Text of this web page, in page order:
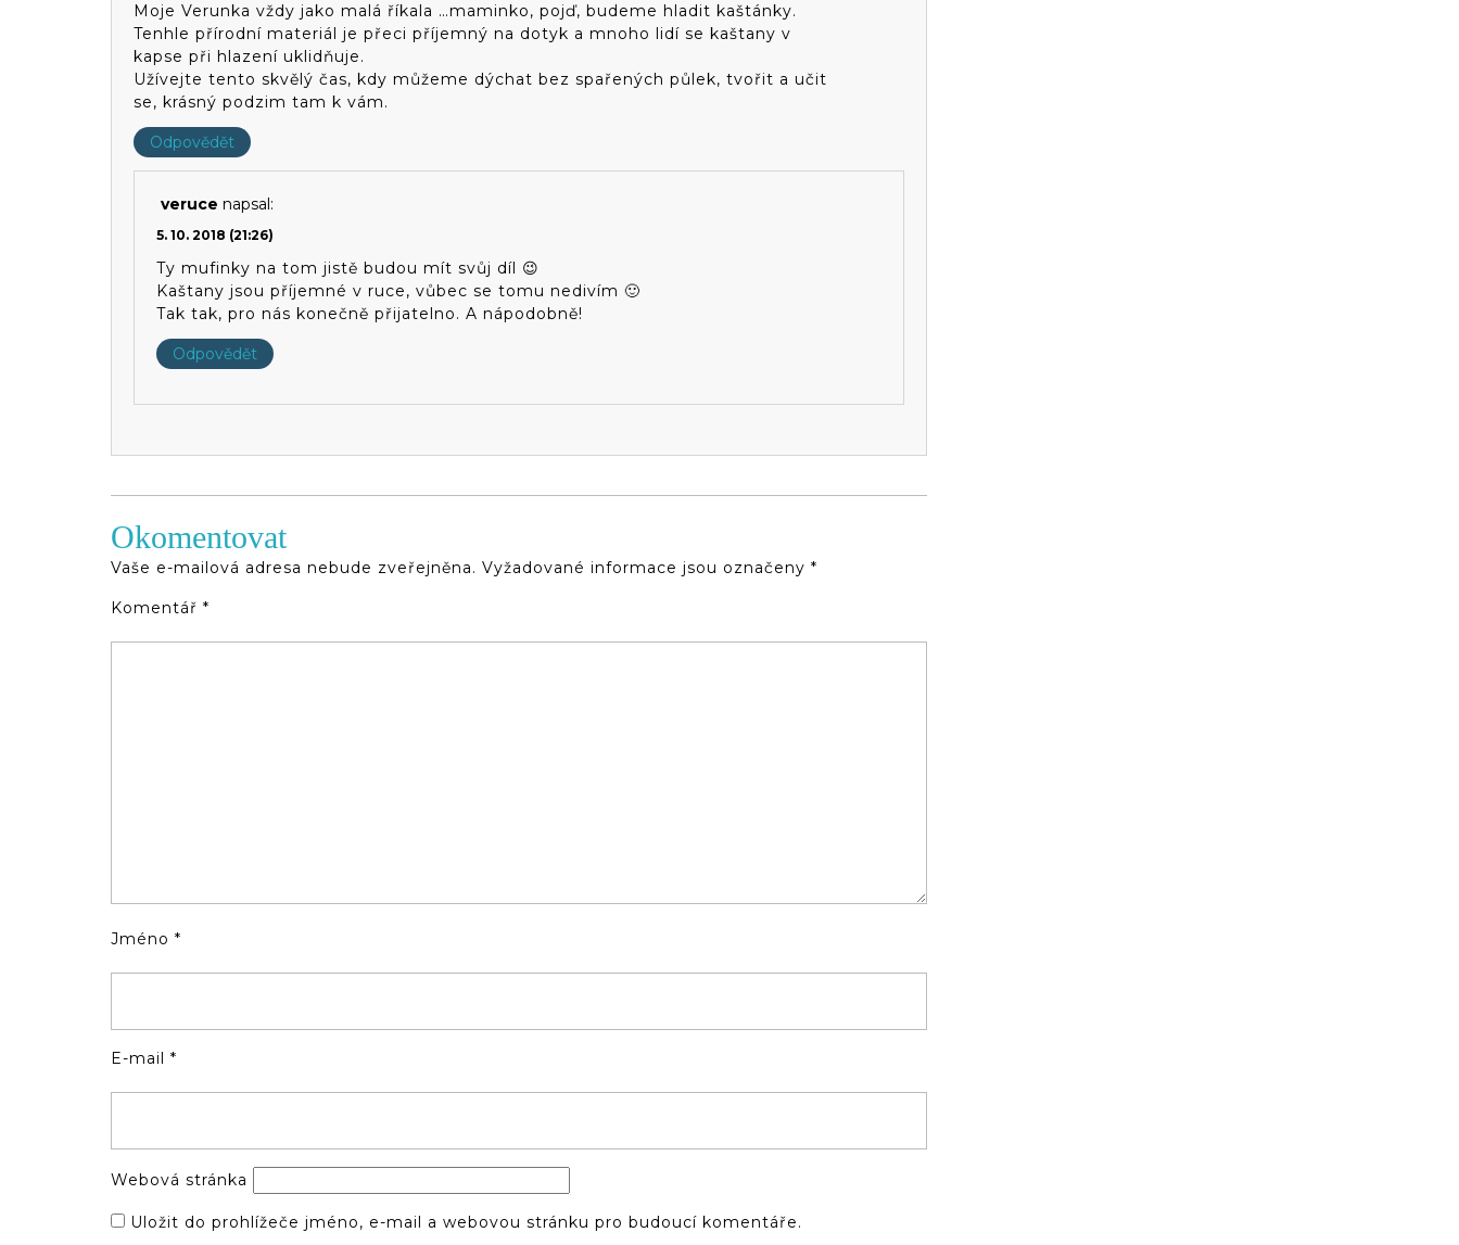
Moje Verunka vždy jako malá říkala …maminko, pojď, budeme hladit kaštánky.
Tenhle přírodní materiál je přeci příjemný na dotyk a mnoho lidí se kaštany v
kapse při hlazení uklidňuje.
Užívejte tento skvělý čas, kdy můžeme dýchat bez spařených půlek, tvořit a učit
se, krásný podzim tam k vám.
Odpovědět
veruce napsal:
5. 10. 2018 (21:26)
Ty mufinky na tom jistě budou mít svůj díl 😉
Kaštany jsou příjemné v ruce, vůbec se tomu nedivím 🙂
Tak tak, pro nás konečně přijatelno. A nápodobně!
Odpovědět
Okomentovat
Vaše e-mailová adresa nebude zveřejněna. Vyžadované informace jsou označeny *
Komentář *
Jméno *
E-mail *
Webová stránka
Uložit do prohlížeče jméno, e-mail a webovou stránku pro budoucí komentáře.